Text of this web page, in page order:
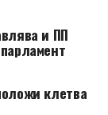
и ПП
клетва